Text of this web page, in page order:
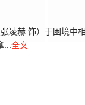
赫 饰）于困境中
...全文